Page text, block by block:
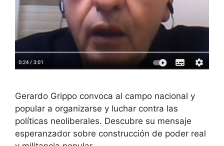
Gerardo Grippo convoca al campo nacional y
popular a organizarse y luchar contra las
políticas neoliberales. Descubre su mensaje
esperanzador sobre construcción de poder real